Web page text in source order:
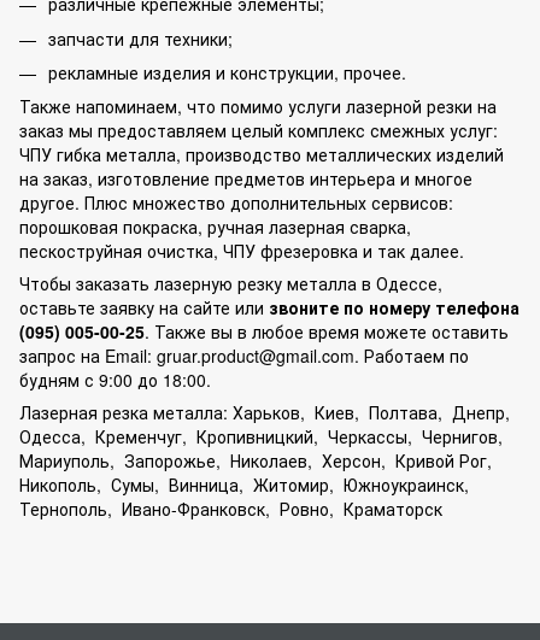
запчасти для техники;
рекламные изделия и конструкции, прочее.
Также напоминаем, что помимо услуги лазерной резки на
заказ мы предоставляем целый комплекс смежных услуг:
ЧПУ гибка металла, производство металлических изделий
на заказ, изготовление предметов интерьера и многое
другое. Плюс множество дополнительных сервисов:
порошковая покраска, ручная лазерная сварка,
пескоструйная очистка, ЧПУ фрезеровка и так далее.
Чтобы заказать лазерную резку металла в Одессе,
оставьте заявку на сайте или звоните по номеру телефона
(095) 005-00-25. Также вы в любое время можете оставить
запрос на Email: gruar.product@gmail.com. Работаем по
будням с 9:00 до 18:00.
Лазерная резка металла: Харьков, Киев, Полтава, Днепр,
Одесса, Кременчуг, Кропивницкий, Черкассы, Чернигов,
Мариуполь, Запорожье, Николаев, Херсон, Кривой Рог,
Никополь, Сумы, Винница, Житомир, Южноукраинск,
Тернополь, Ивано-Франковск, Ровно, Краматорск